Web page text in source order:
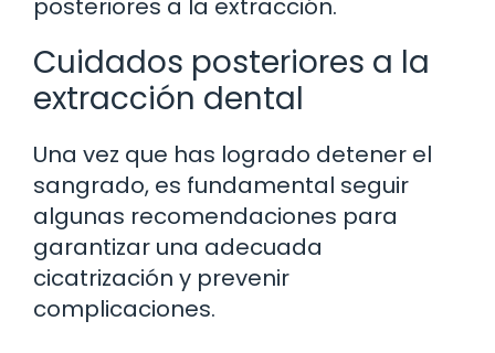
posteriores a la extracción.
Cuidados posteriores a la
extracción dental
Una vez que has logrado detener el
sangrado, es fundamental seguir
algunas recomendaciones para
garantizar una adecuada
cicatrización y prevenir
complicaciones.